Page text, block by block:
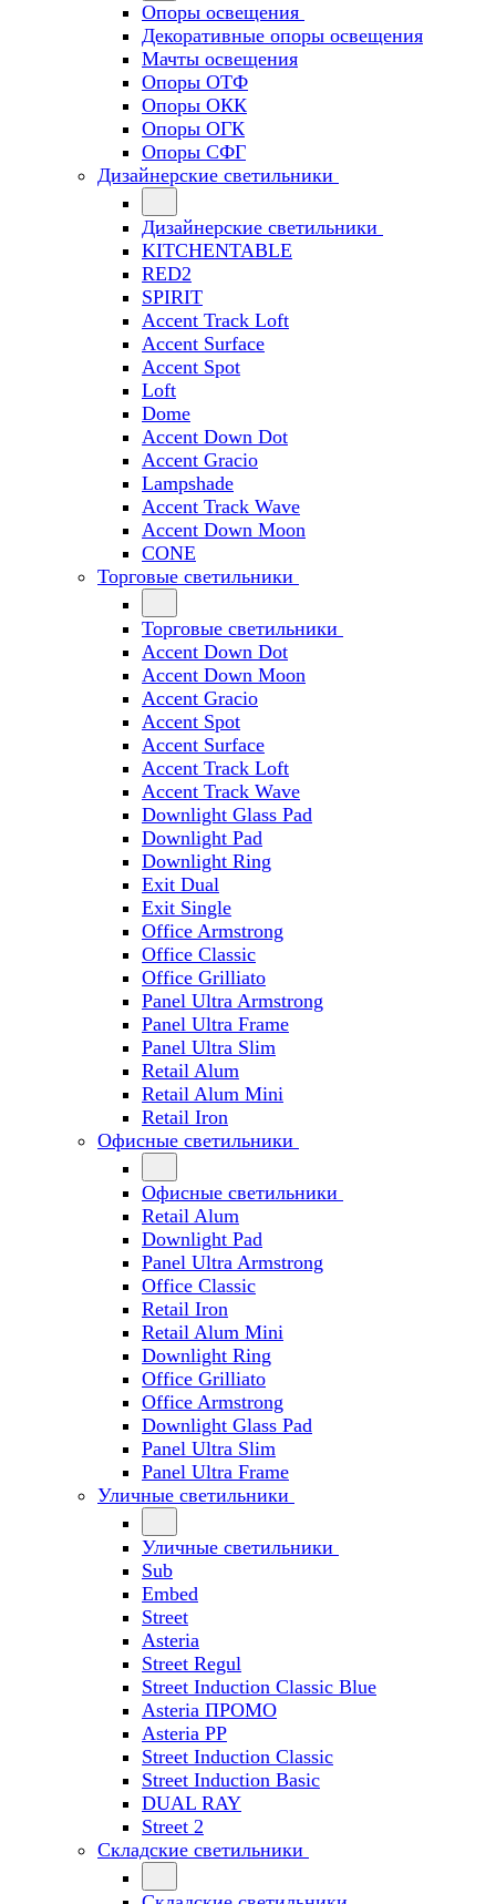
Опоры освещения
Декоративные опоры освещения
Мачты освещения
Опоры ОТФ
Опоры ОКК
Опоры ОГК
Опоры СФГ
Дизайнерские светильники
Дизайнерские светильники
KITCHENTABLE
RED2
SPIRIT
Accent Track Loft
Accent Surface
Accent Spot
Loft
Dome
Accent Down Dot
Accent Gracio
Lampshade
Accent Track Wave
Accent Down Moon
CONE
Торговые светильники
Торговые светильники
Accent Down Dot
Accent Down Moon
Accent Gracio
Accent Spot
Accent Surface
Accent Track Loft
Accent Track Wave
Downlight Glass Pad
Downlight Pad
Downlight Ring
Exit Dual
Exit Single
Office Armstrong
Office Classic
Office Grilliato
Panel Ultra Armstrong
Panel Ultra Frame
Panel Ultra Slim
Retail Alum
Retail Alum Mini
Retail Iron
Офисные светильники
Офисные светильники
Retail Alum
Downlight Pad
Panel Ultra Armstrong
Office Classic
Retail Iron
Retail Alum Mini
Downlight Ring
Office Grilliato
Office Armstrong
Downlight Glass Pad
Panel Ultra Slim
Panel Ultra Frame
Уличные светильники
Уличные светильники
Sub
Embed
Street
Asteria
Street Regul
Street Induction Classic Blue
Asteria ПРОМО
Asteria PP
Street Induction Classic
Street Induction Basic
DUAL RAY
Street 2
Складские светильники